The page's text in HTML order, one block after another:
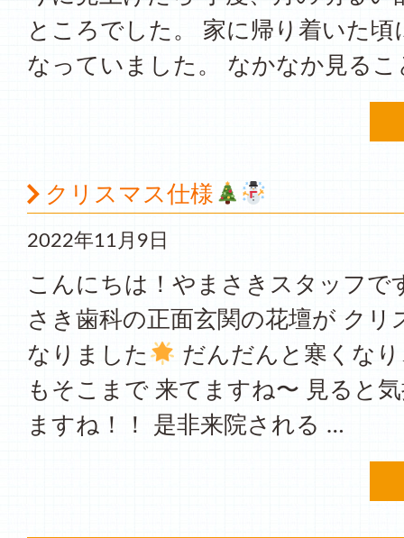
ところでした。 家に帰り着いた頃
なっていました。 なかなか見る
クリスマス仕様
2022年11月9日
こんにちは！やまさきスタッフで
さき歯科の正面玄関の花壇が クリ
なりました
だんだんと寒くな
もそこまで 来てますね〜 見ると
ますね！！ 是非来院される …